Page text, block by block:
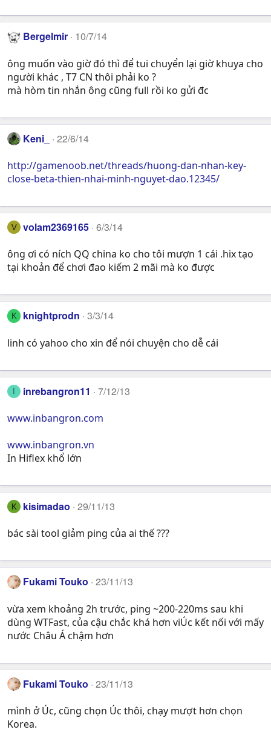
Bergelmir 10/7/14
ông muốn vào giờ đó thì để tui chuyển lại giờ khuya cho
người khác , T7 CN thôi phải ko ?
mà hòm tin nhắn ông cũng full rồi ko gửi đc
Keni_ 22/6/14
http://gamenoob.net/threads/huong-dan-nhan-key-
close-beta-thien-nhai-minh-nguyet-dao.12345/
V volam2369165 6/3/14
ông ơi có ních QQ china ko cho tôi mượn 1 cái .hix tạo
tại khoản để chơi đao kiếm 2 mãi mà ko được
K knightprodn 3/3/14
linh có yahoo cho xin để nói chuyện cho dễ cái
inrebangron11 7/12/13
www.inbangron.com
www.inbangron.vn
In Hiflex khổ lớn
K kisimadao 29/11/13
bác sài tool giảm ping của ai thế ???
Fukami Touko 23/11/13
vừa xem khoảng 2h trước, ping ~200-220ms sau khi
dùng WTFast, của cậu chắc khá hơn viÚc kết nối với mấy
nước Châu Á chậm hơn
Fukami Touko 23/11/13
mình ở Úc, cũng chọn Úc thôi, chạy mượt hơn chọn
Korea.